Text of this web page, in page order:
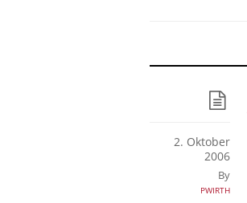
2. Oktober
2006
By
pwirth